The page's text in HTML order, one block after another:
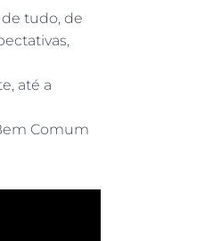
tudo, de
até a
Comum